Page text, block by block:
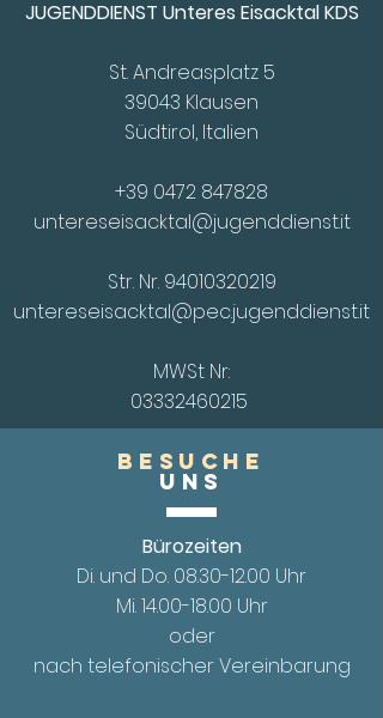
JUGENDDIENST Unteres Eisacktal KDS
St. Andreasplatz 5
39043 Klausen
Südtirol, Italien
+39 0472 847828
untereseisacktal@jugenddienst.it
Str. Nr. 94010320219
untereseisacktal@pec.jugenddienst.it
MWSt Nr:
03332460215
Besuche
UnS
Bürozeiten
Di. und Do. 08.30-12.00 Uhr
Mi. 14.00-18.00 Uhr
oder
nach telefonischer Vereinbarung